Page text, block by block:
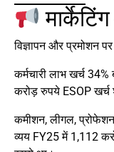
विज्ञापन और प्रमोशन
कर्मचारी लाभ खर्च
करोड़ रुपये ESOP खर्च
कमीशन, लीगल,
व्यय FY25 में 1,112